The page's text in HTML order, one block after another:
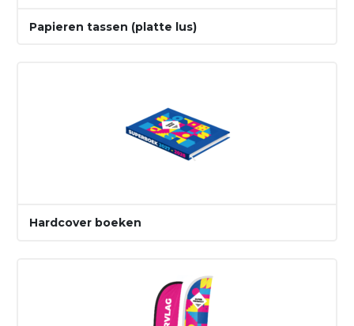
Papieren tassen (platte lus)
Hardcover boeken